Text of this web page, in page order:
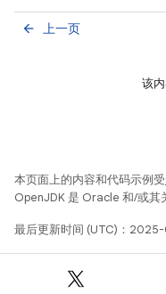
上一页
arrow_back
该
本页面上的内容和代码示例受
OpenJDK 是 Oracle 和/或其
最后更新时间 (UTC)：2025-